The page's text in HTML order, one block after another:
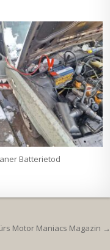
Batterietod
Motor Maniacs Magazin →